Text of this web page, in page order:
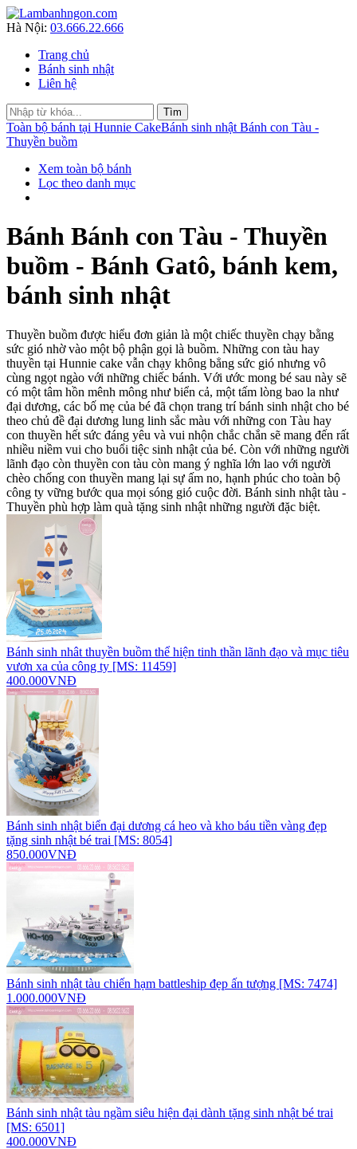
Hà Nội: 03.666.22.666
Trang chủ
Bánh sinh nhật
Liên hệ
Toàn bộ bánh tại Hunnie CakeBánh sinh nhật Bánh con Tàu -
Thuyền buồm
Xem toàn bộ bánh
Lọc theo danh mục
Bánh Bánh con Tàu - Thuyền
buồm - Bánh Gatô, bánh kem,
bánh sinh nhật
Thuyền buồm được hiểu đơn giản là một chiếc thuyền chạy bằng
sức gió nhờ vào một bộ phận gọi là buồm. Những con tàu hay
thuyền tại Hunnie cake vẫn chạy không bẳng sức gió nhưng vô
cùng ngọt ngào với những chiếc bánh. Với ước mong bé sau này sẽ
có một tâm hồn mênh mông như biển cả, một tấm lòng bao la như
đại dương, các bố mẹ của bé đã chọn trang trí bánh sinh nhật cho bé
theo chủ đề đại dương lung linh sắc màu với những con Tàu hay
con thuyền hết sức đáng yêu và vui nhộn chắc chắn sẽ mang đến rất
nhiều niềm vui cho buổi tiệc sinh nhật của bé. Còn với những người
lãnh đạo còn thuyền con tàu còn mang ý nghĩa lớn lao với người
chèo chống con thuyền mang lại sự ấm no, hạnh phúc cho toàn bộ
công ty vững bước qua mọi sóng gió cuộc đời. Bánh sinh nhật tàu -
Thuyền phù hợp làm quà tặng sinh nhật những người đặc biệt.
Bánh sinh nhât thuyền buồm thể hiện tinh thần lãnh đạo và mục tiêu
vươn xa của công ty [MS: 11459]
400.000VNĐ
Bánh sinh nhật biển đại dương cá heo và kho báu tiền vàng đẹp
tặng sinh nhật bé trai [MS: 8054]
850.000VNĐ
Bánh sinh nhật tàu chiến hạm battleship đẹp ấn tượng [MS: 7474]
1.000.000VNĐ
Bánh sinh nhật tàu ngầm siêu hiện đại dành tặng sinh nhật bé trai
[MS: 6501]
400.000VNĐ